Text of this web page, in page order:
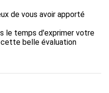
de vous avoir apporté
le temps d'exprimer votre
belle évaluation